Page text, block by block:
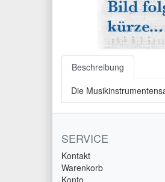
Beschreibung
Die
SERVICE
Kontakt
Warenkorb